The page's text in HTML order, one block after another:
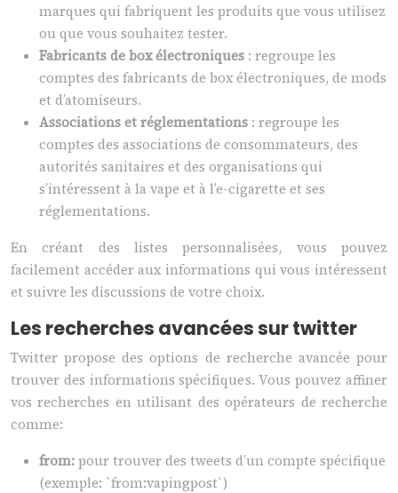
marques qui fabriquent les produits que vous utilisez
ou que vous souhaitez tester.
Fabricants de box électroniques : regroupe les
comptes des fabricants de box électroniques, de mods
et d’atomiseurs.
Associations et réglementations : regroupe les
comptes des associations de consommateurs, des
autorités sanitaires et des organisations qui
s’intéressent à la vape et à l’e-cigarette et ses
réglementations.
En créant des listes personnalisées, vous pouvez
facilement accéder aux informations qui vous intéressent
et suivre les discussions de votre choix.
Les recherches avancées sur twitter
Twitter propose des options de recherche avancée pour
trouver des informations spécifiques. Vous pouvez affiner
vos recherches en utilisant des opérateurs de recherche
comme:
from:pour trouver des tweets d’un compte spécifique
(exemple: `from:vapingpost`)